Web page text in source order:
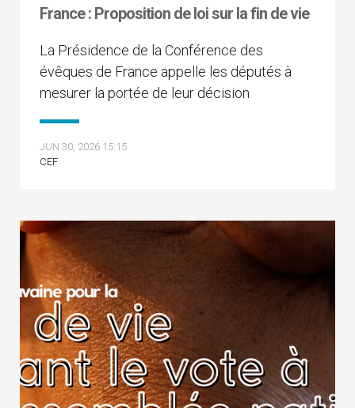
France : Proposition de loi sur la fin de vie
La Présidence de la Conférence des
évêques de France appelle les députés à
mesurer la portée de leur décision
JUN 30, 2026 15:15
CEF